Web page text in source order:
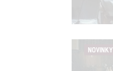
NOVINKY